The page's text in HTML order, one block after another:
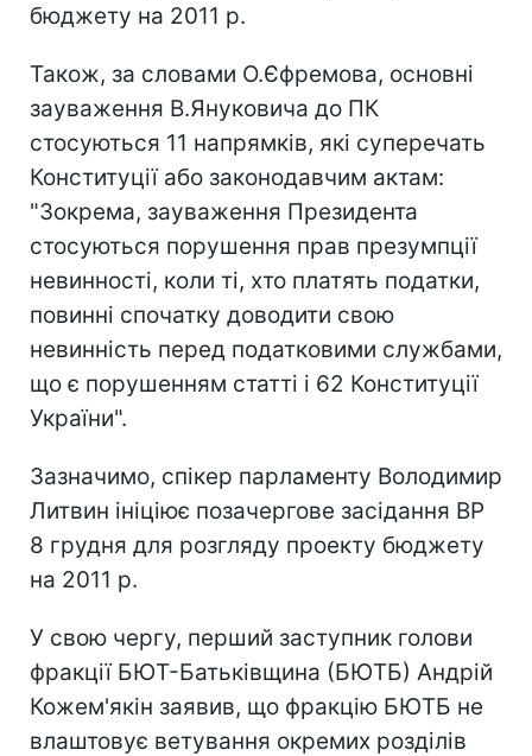
бюджету на 2011 р.
Також, за словами О.Єфремова, основні
зауваження В.Януковича до ПК
стосуються 11 напрямків, які суперечать
Конституції або законодавчим актам:
"Зокрема, зауваження Президента
стосуються порушення прав презумпції
невинності, коли ті, хто платять податки,
повинні спочатку доводити свою
невинність перед податковими службами,
що є порушенням статті і 62 Конституції
України".
Зазначимо, спікер парламенту Володимир
Литвин ініціює позачергове засідання ВР
8 грудня для розгляду проекту бюджету
на 2011 р.
У свою чергу, перший заступник голови
фракції БЮТ-Батьківщина (БЮТБ) Андрій
Кожем'якін заявив, що фракцію БЮТБ не
влаштовує ветування окремих розділів